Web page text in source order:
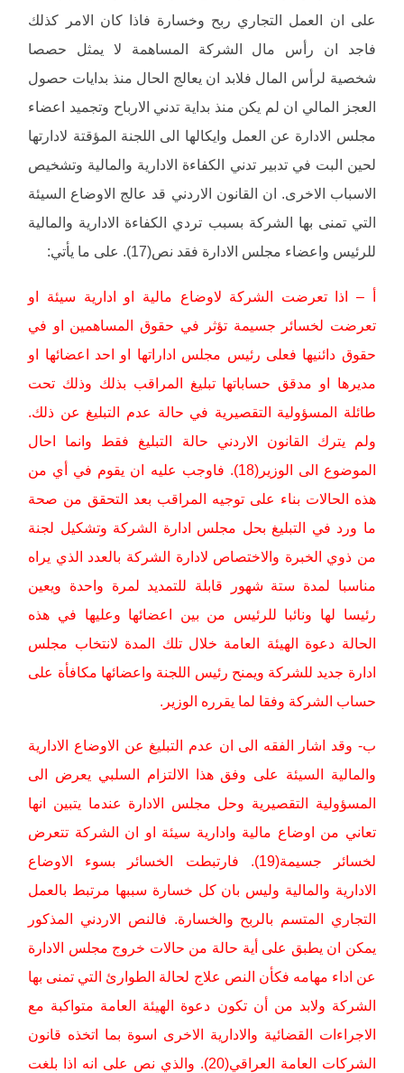
على ان العمل التجاري ربح وخسارة فاذا كان الامر كذلك
فاجد ان رأس مال الشركة المساهمة لا يمثل حصصا
شخصية لرأس المال فلابد ان يعالج الحال منذ بدايات حصول
العجز المالي ان لم يكن منذ بداية تدني الارباح وتجميد اعضاء
مجلس الادارة عن العمل وايكالها الى اللجنة المؤقتة لادارتها
لحين البت في تدبير تدني الكفاءة الادارية والمالية وتشخيص
الاسباب الاخرى. ان القانون الاردني قد عالج الاوضاع السيئة
التي تمنى بها الشركة بسبب تردي الكفاءة الادارية والمالية
للرئيس واعضاء مجلس الادارة فقد نص(17). على ما يأتي:
أ – اذا تعرضت الشركة لاوضاع مالية او ادارية سيئة او
تعرضت لخسائر جسيمة تؤثر في حقوق المساهمين او في
حقوق دائنيها فعلى رئيس مجلس اداراتها او احد اعضائها او
مديرها او مدقق حساباتها تبليغ المراقب بذلك وذلك تحت
طائلة المسؤولية التقصيرية في حالة عدم التبليغ عن ذلك.
ولم يترك القانون الاردني حالة التبليغ فقط وانما احال
الموضوع الى الوزير(18). فاوجب عليه ان يقوم في أي من
هذه الحالات بناء على توجيه المراقب بعد التحقق من صحة
ما ورد في التبليغ بحل مجلس ادارة الشركة وتشكيل لجنة
من ذوي الخبرة والاختصاص لادارة الشركة بالعدد الذي يراه
مناسبا لمدة ستة شهور قابلة للتمديد لمرة واحدة ويعين
رئيسا لها ونائبا للرئيس من بين اعضائها وعليها في هذه
الحالة دعوة الهيئة العامة خلال تلك المدة لانتخاب مجلس
ادارة جديد للشركة ويمنح رئيس اللجنة واعضائها مكافأة على
حساب الشركة وفقا لما يقرره الوزير.
ب- وقد اشار الفقه الى ان عدم التبليغ عن الاوضاع الادارية
والمالية السيئة على وفق هذا الالتزام السلبي يعرض الى
المسؤولية التقصيرية وحل مجلس الادارة عندما يتبين انها
تعاني من اوضاع مالية وادارية سيئة او ان الشركة تتعرض
لخسائر جسيمة(19). فارتبطت الخسائر بسوء الاوضاع
الادارية والمالية وليس بان كل خسارة سببها مرتبط بالعمل
التجاري المتسم بالربح والخسارة. فالنص الاردني المذكور
يمكن ان يطبق على أية حالة من حالات خروج مجلس الادارة
عن اداء مهامه فكأن النص علاج لحالة الطوارئ التي تمنى بها
الشركة ولابد من أن تكون دعوة الهيئة العامة متواكبة مع
الاجراءات القضائية والادارية الاخرى اسوة بما اتخذه قانون
الشركات العامة العراقي(20). والذي نص على انه اذا بلغت